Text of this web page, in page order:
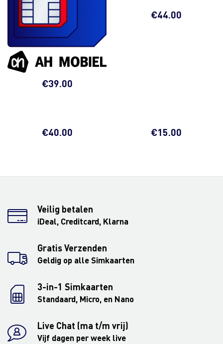
€39.00
€44.00
€40.00 €15.00
Veilig betalen
iDeal, Creditcard, Klarna
Gratis Verzenden
Geldig op alle Simkaarten
3-in-1 Simkaarten
Standaard, Micro, en Nano
Live Chat (ma t/m vrij)
Vijf dagen per week live